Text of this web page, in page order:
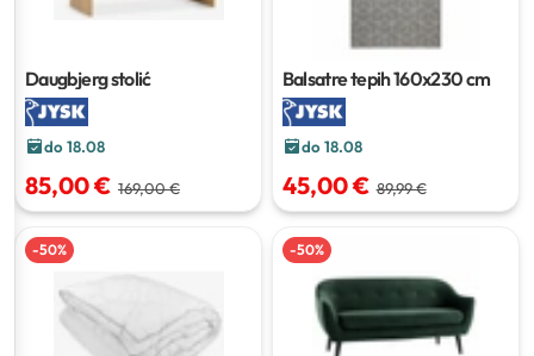
Daugbjerg stolić
do 18.08
85,00 € 169,00 €
Balsatre tepih160x230 cm
do 18.08
45,00 € 89,99 €
-50% -50%